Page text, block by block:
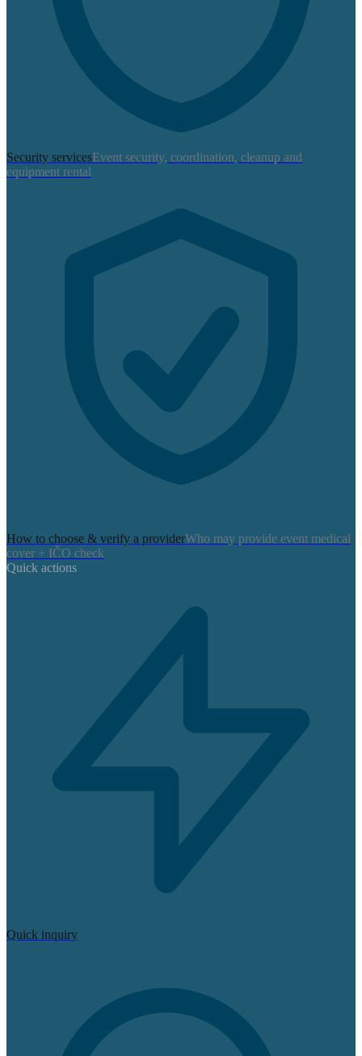
Security servicesEvent security, coordination, cleanup and
equipment rental
How to choose & verify a providerWho may provide event medical
cover + IČO check
Quick actions
Quick inquiry